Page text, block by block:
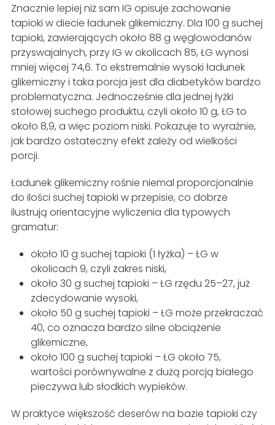
Znacznie lepiej niż sam IG opisuje zachowanie
tapioki w diecie ładunek glikemiczny. Dla 100 g suchej
tapioki, zawierających około 88 g węglowodanów
przyswajalnych, przy IG w okolicach 85, ŁG wynosi
mniej więcej 74,6. To ekstremalnie wysoki ładunek
glikemiczny i taka porcja jest dla diabetyków bardzo
problematyczna. Jednocześnie dla jednej łyżki
stołowej suchego produktu, czyli około 10 g, ŁG to
około 8,9, a więc poziom niski. Pokazuje to wyraźnie,
jak bardzo ostateczny efekt zależy od wielkości
porcji.
Ładunek glikemiczny rośnie niemal proporcjonalnie
do ilości suchej tapioki w przepisie, co dobrze
ilustrują orientacyjne wyliczenia dla typowych
gramatur:
około 10 g suchej tapioki (1 łyżka) – ŁG w
okolicach 9, czyli zakres niski,
około 30 g suchej tapioki – ŁG rzędu 25–27, już
zdecydowanie wysoki,
około 50 g suchej tapioki – ŁG może przekraczać
40, co oznacza bardzo silne obciążenie
glikemiczne,
około 100 g suchej tapioki – ŁG około 75,
wartości porównywalne z dużą porcją białego
pieczywa lub słodkich wypieków.
W praktyce większość deserów na bazie tapioki czy